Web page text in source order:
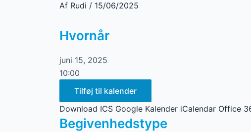
Af Rudi / 15/06/2025
Hvornår
juni 15, 2025
10:00
Tilføj til kalender
Download ICS Google Kalender iCalendar Office
Begivenhedstype